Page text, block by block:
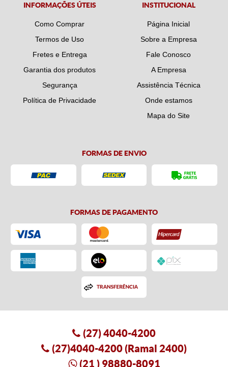
INFORMAÇÕES ÚTEIS
Como Comprar
Termos de Uso
Fretes e Entrega
Garantia dos produtos
Segurança
Política de Privacidade
INSTITUCIONAL
Página Inicial
Sobre a Empresa
Fale Conosco
A Empresa
Assistência Técnica
Onde estamos
Mapa do Site
FORMAS DE ENVIO
FORMAS DE PAGAMENTO
(27)4040-4200
(27)4040-4200(Ramal 2400)
(21 ) 98880-8091